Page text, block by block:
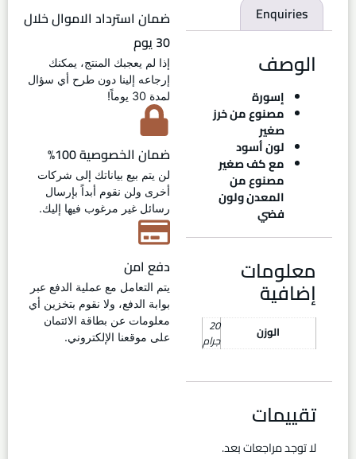
Enquiries
الوصف
إسورة
مصنوع من خرز
صغير
لون أسود
مع كف صغير
مصنوع من
المعدن ولون
فضي
معلومات
إضافية
الوزن 20
جرام
تقييمات
لا توجد مراجعات بعد.
ضمان استرداد الاموال خلال
30 يوم
إذا لم يعجبك المنتج، يمكنك
إرجاعه إلينا دون طرح أي سؤال
لمدة 30 يوماً!
ضمان الخصوصية 100%
لن يتم بيع بياناتك إلى شركات
أخرى ولن نقوم أبداً بإرسال
رسائل غير مرغوب فيها إليك.
دفع امن
يتم التعامل مع عملية الدفع عبر
بوابة الدفع، ولا نقوم بتخزين أي
معلومات عن بطاقة الائتمان
على موقعنا الإلكتروني.